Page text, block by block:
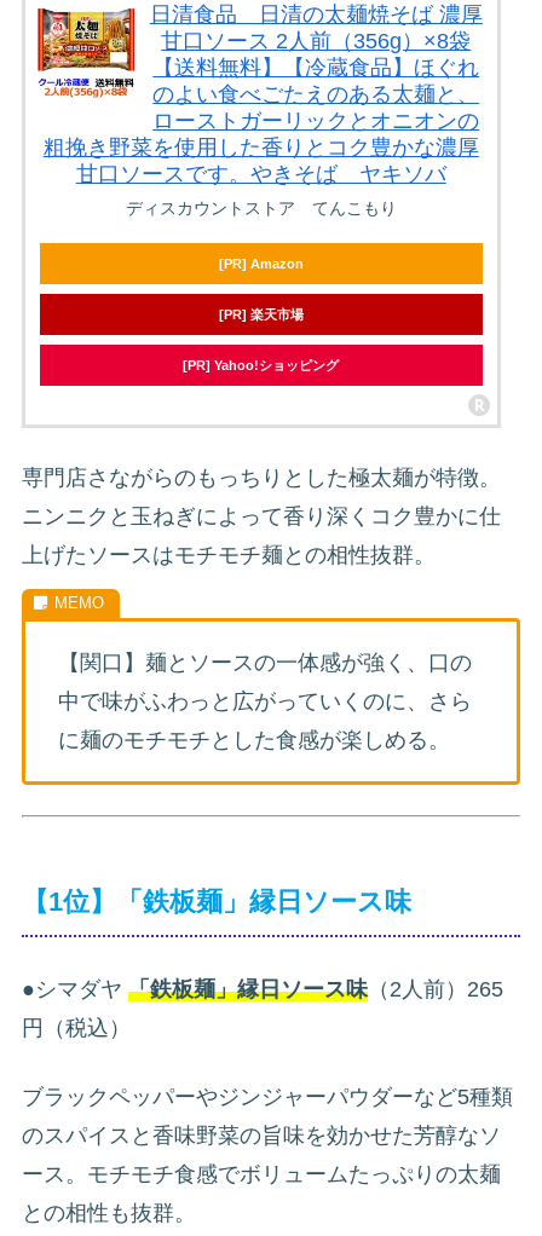
日清食品 日清の太麺焼そば 濃厚
甘口ソース 2人前（356g）×8袋
【送料無料】【冷蔵食品】ほぐれ
のよい食べごたえのある太麺と、
ローストガーリックとオニオンの
粗挽き野菜を使用した香りとコク豊かな濃厚
甘口ソースです。やきそば ヤキソバ
ディスカウントストア てんこもり
[PR] Amazon
[PR] 楽天市場
[PR] Yahoo!ショッピング
専門店さながらのもっちりとした極太麺が特徴。
ニンニクと玉ねぎによって香り深くコク豊かに仕
上げたソースはモチモチ麺との相性抜群。
【関口】麺とソースの一体感が強く、口の
中で味がふわっと広がっていくのに、さら
に麺のモチモチとした食感が楽しめる。
【1位】「鉄板麺」縁日ソース味
●シマダヤ 「鉄板麺」縁日ソース味（2人前）265
円（税込）
ブラックペッパーやジンジャーパウダーなど5種類
のスパイスと香味野菜の旨味を効かせた芳醇なソ
ース。モチモチ食感でボリュームたっぷりの太麺
との相性も抜群。